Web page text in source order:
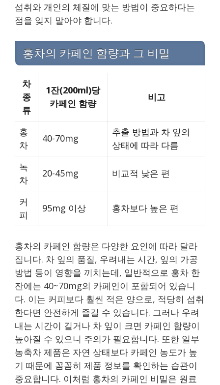
섭취와 개인의 체질에 맞는 방법이 중요하다는
점을 잊지 말아야 합니다.
홍차의 카페인 함량과 그 비밀
차
종
류
1잔(200ml)당
카페인 함량
비고
홍
차
40-70mg
추출 방법과 차 잎의
상태에 따라 다름
녹
차
20-45mg 비교적 낮은 편
커
피
95mg 이상 홍차보다 높은 편
홍차의 카페인 함량은 다양한 요인에 따라 달라
집니다. 차 잎의 품질, 우려내는 시간, 잎의 가공
방법 등이 영향을 끼치는데, 일반적으로 홍차 한
잔에는 40~70mg의 카페인이 포함되어 있습니
다. 이는 커피보다 훨씬 적은 양으로, 적당히 섭취
한다면 안전하게 즐길 수 있습니다. 그러나 우려
내는 시간이 길거나 차 잎이 크면 카페인 함량이
높아질 수 있으니 주의가 필요합니다. 또한 일부
농축차 제품은 자연 상태보다 카페인 농도가 높
기 때문에 꼼꼼히 제품 정보를 확인하는 습관이
중요합니다. 이처럼 홍차의 카페인 비밀은 원료